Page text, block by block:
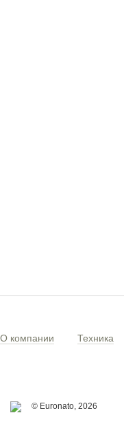
О компании Техника
© Euronato, 2026